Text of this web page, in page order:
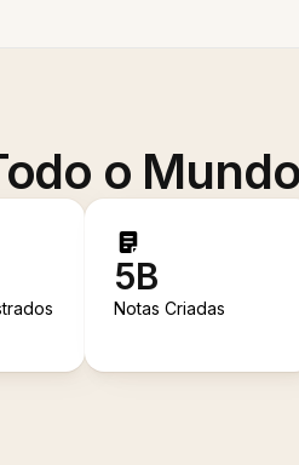
o Mundo
5B
Notas Criadas